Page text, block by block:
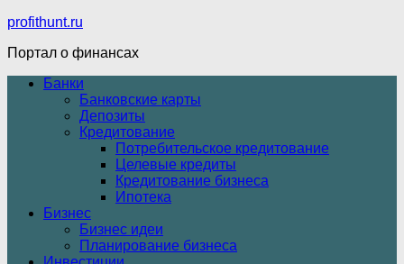
profithunt.ru
Портал о финансах
Банки
Банковские карты
Депозиты
Кредитование
Потребительское кредитование
Целевые кредиты
Кредитование бизнеса
Ипотека
Бизнес
Бизнес идеи
Планирование бизнеса